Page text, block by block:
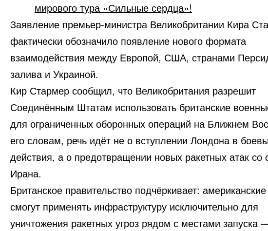
мирового тура «Сильные сердца»!
Заявление премьер-министра Великобритании Кира
фактически обозначило появление нового формата
взаимодействия между Европой, США, странами
залива и Украиной.
Кир Стармер сообщил, что Великобритания разрешит
Соединённым Штатам использовать британские
для ограниченных оборонных операций на Ближнем
его словам, речь идёт не о вступлении Лондона в
действия, а о предотвращении новых ракетных атак со
Ирана.
Британское правительство подчёркивает:
смогут применять инфраструктуру исключительно для
уничтожения ракетных угроз рядом с местами запуска